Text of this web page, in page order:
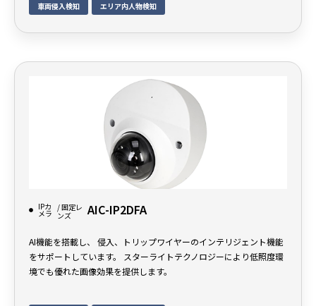
車両侵入検知 エリア内人物検知
IPカ
メラ
/ 固定レ
ンズ
AIC-IP2DFA
AI機能を搭載し、 侵入、トリップワイヤーのインテリジェント機能
をサポートしています。 スターライトテクノロジーにより低照度環
境でも優れた画像効果を提供します。